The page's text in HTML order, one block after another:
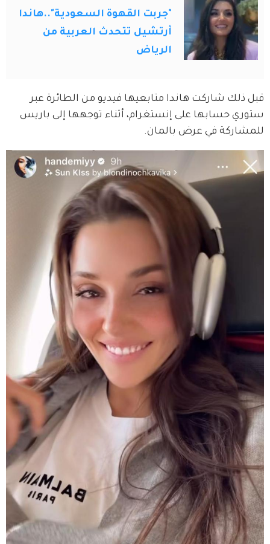
"جربت القهوة السعودية"..هاندا
أرتشيل تتحدث العربية من
الرياض
قبل ذلك شاركت هاندا متابعيها فيديو من الطائرة عبر
ستوري حسابها على إنستغرام، أثناء توجهها إلى باريس
للمشاركة في عرض بالمان.